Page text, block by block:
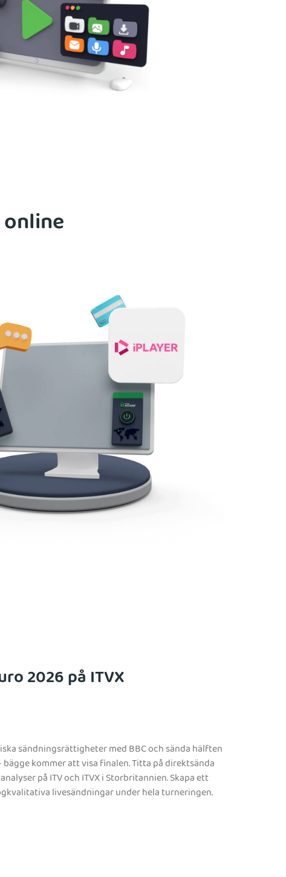
2026 på ITVX
sändningsrättigheter med BBC och sända hälften
kommer att visa finalen. Titta på direktsända
på ITV och ITVX i Storbritannien. Skapa ett
livesändningar under hela turneringen.